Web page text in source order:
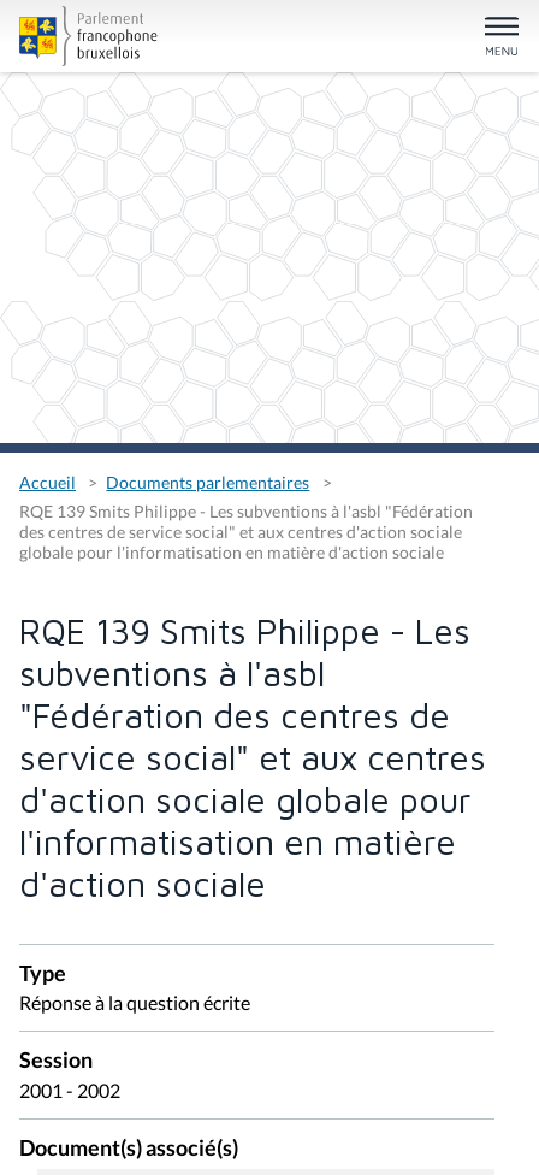
Accueil
Documents parlementaires
RQE 139 Smits Philippe - Les subventions à l'asbl "Fédération
des centres de service social" et aux centres d'action sociale
globale pour l'informatisation en matière d'action sociale
RQE 139 Smits Philippe - Les
subventions à l'asbl
"Fédération des centres de
service social" et aux centres
d'action sociale globale pour
l'informatisation en matière
d'action sociale
Type
Réponse à la question écrite
Session
2001 - 2002
Document(s) associé(s)